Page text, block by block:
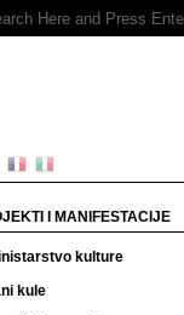
I MANIFESTACIJE
kulture
kule